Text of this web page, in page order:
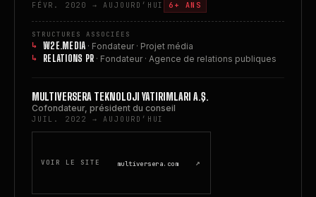
FÉVR. 2020 → AUJOURD’HUI 6+ ANS
STRUCTURES ASSOCIÉES
W2E.MEDIA · Fondateur · Projet média
RELATIONS PR · Fondateur · Agence de relations publiques
MULTIVERSERA TEKNOLOJI YATIRIMLARI A.Ş.
Cofondateur, président du conseil
JUIL. 2022 → AUJOURD’HUI
VOIR LE SITE multiversera.com ↗